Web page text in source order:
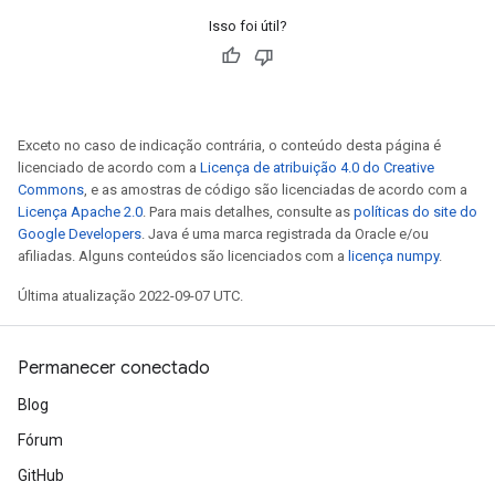
Isso foi útil?
Exceto no caso de indicação contrária, o conteúdo desta página é
licenciado de acordo com a Licença de atribuição 4.0 do Creative
Commons, e as amostras de código são licenciadas de acordo com a
Licença Apache 2.0. Para mais detalhes, consulte as políticas do site do
Google Developers. Java é uma marca registrada da Oracle e/ou
afiliadas. Alguns conteúdos são licenciados com a licença numpy.
Última atualização 2022-09-07 UTC.
Permanecer conectado
Blog
Fórum
GitHub